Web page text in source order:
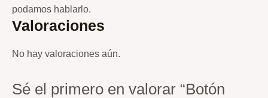
podamos hablarlo.
Valoraciones
No hay valoraciones aún.
Sé el primero en valorar “Botón